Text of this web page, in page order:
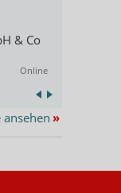
& Co
Online
»